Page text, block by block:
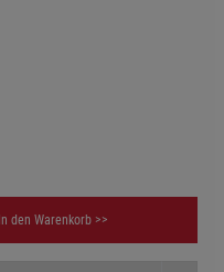
In den Warenkorb >>